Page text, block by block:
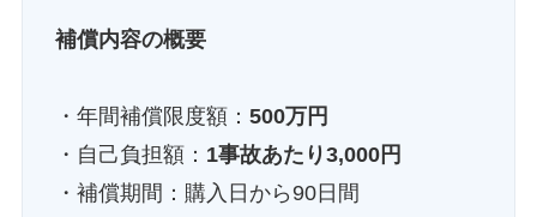
補償内容の概要
・年間補償限度額： 500万円
・自己負担額： 1事故あたり3,000円
・補償期間：購入日から90日間